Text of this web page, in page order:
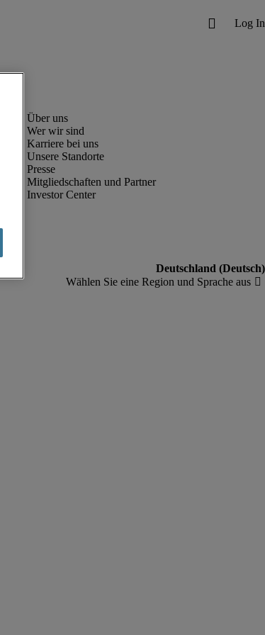
Wer wir sind
Karriere bei uns
Unsere Standorte
Presse
Mitgliedschaften und Partner
Investor Center